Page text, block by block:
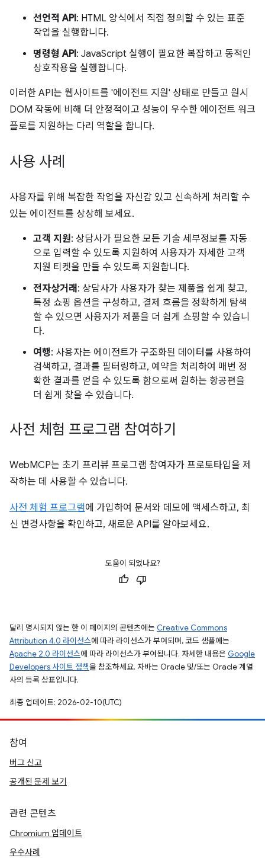
선언적 API: HTML 양식에서 직접 정의할 수 있는 표준
작업을 실행합니다.
명령형 API: JavaScript 실행이 필요한 복잡하고 동적인
상호작용을 실행합니다.
이러한 API는 웹사이트를 '에이전트 지원' 상태로 만들고 원시
DOM 작동에 비해 더 안정적이고 성능이 우수한 에이전트 워크
플로를 지원하는 다리 역할을 합니다.
사용 사례
사용자를 위해 복잡한 작업을 자신감 있고 신속하게 처리할 수
있는 에이전트를 상상해 보세요.
고객 지원: 상담사가 필요한 모든 기술 세부정보를 자동
으로 입력할 수 있도록 지원하여 사용자가 자세한 고객
지원 티켓을 만들 수 있도록 지원합니다.
전자상거래 : 상담사가 사용자가 찾는 제품을 쉽게 찾고,
특정 쇼핑 옵션을 구성하고, 결제 흐름을 정확하게 탐색
할 수 있으면 사용자가 제품을 더 쉽게 쇼핑할 수 있습니
다.
여행: 사용자는 에이전트가 구조화된 데이터를 사용하여
검색하고, 결과를 필터링하고, 예약을 처리하여 매번 정
확한 결과를 얻을 수 있도록 함으로써 원하는 항공편을
더 쉽게 찾을 수 있습니다.
사전 체험 프로그램 참여하기
WebMCP는 초기 프리뷰 프로그램 참여자가 프로토타입을 제
작하는 데 사용할 수 있습니다.
사전 체험 프로그램에 가입하여 문서와 데모에 액세스하고, 최
신 변경사항을 확인하고, 새로운 API를 알아보세요.
도움이 되었나요?
달리 명시되지 않는 한 이 페이지의 콘텐츠에는 Creative Commons
Attribution 4.0 라이선스에 따라 라이선스가 부여되며, 코드 샘플에는
Apache 2.0 라이선스에 따라 라이선스가 부여됩니다. 자세한 내용은 Google
Developers 사이트 정책을 참조하세요. 자바는 Oracle 및/또는 Oracle 계열
사의 등록 상표입니다.
최종 업데이트: 2026-02-10(UTC)
참여
버그 신고
공개된 문제 보기
관련 콘텐츠
Chromium 업데이트
우수사례